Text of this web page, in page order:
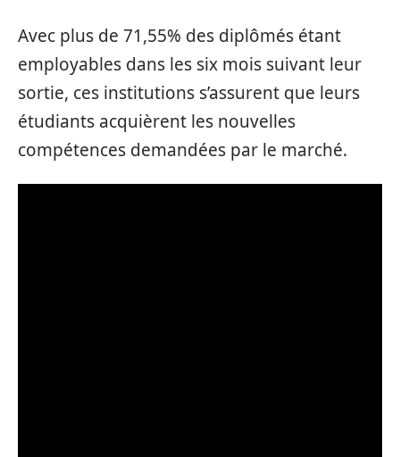
Avec plus de 71,55% des diplômés étant
employables dans les six mois suivant leur
sortie, ces institutions s’assurent que leurs
étudiants acquièrent les nouvelles
compétences demandées par le marché.